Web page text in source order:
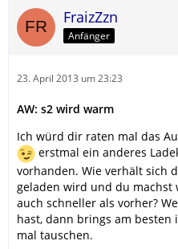
FraizZzn
Anfänger
23. April 2013 um 23:23
AW: s2 wird warm
Ich würd dir raten mal das
erstmal ein anderes
vorhanden. Wie verhält sich
geladen wird und du machst
auch schneller als vorher?
hast, dann brings am besten
mal tauschen.